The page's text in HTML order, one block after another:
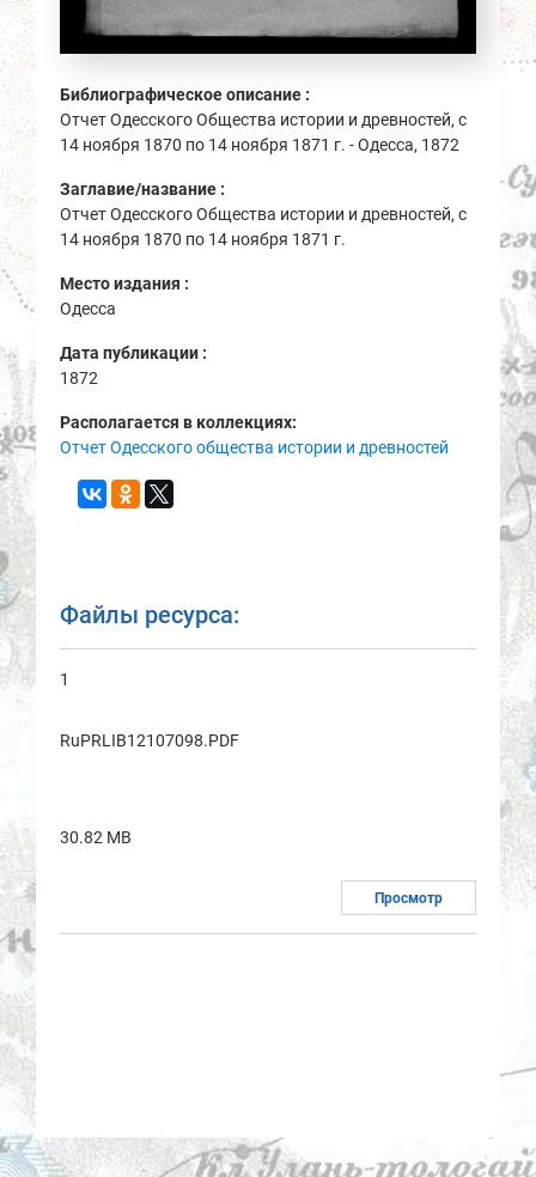
Библиографическое описание :
Отчет Одесского Общества истории и древностей, с
14 ноября 1870 по 14 ноября 1871 г. - Одесса, 1872
Заглавие/название :
Отчет Одесского Общества истории и древностей, с
14 ноября 1870 по 14 ноября 1871 г.
Место издания :
Одесса
Дата публикации :
1872
Располагается в коллекциях:
Отчет Одесского общества истории и древностей
Файлы ресурса:
1
RuPRLIB12107098.PDF
30.82 MB
Просмотр